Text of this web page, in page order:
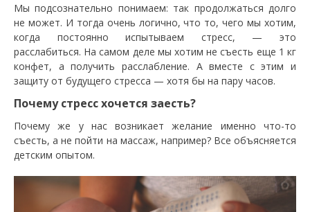
Мы подсознательно понимаем: так продолжаться долго
не может. И тогда очень логично, что то, чего мы хотим,
когда постоянно испытываем стресс, — это
расслабиться. На самом деле мы хотим не съесть еще 1 кг
конфет, а получить расслабление. А вместе с этим и
защиту от будущего стресса — хотя бы на пару часов.
Почему стресс хочется заесть?
Почему же у нас возникает желание именно что-то
съесть, а не пойти на массаж, например? Все объясняется
детским опытом.